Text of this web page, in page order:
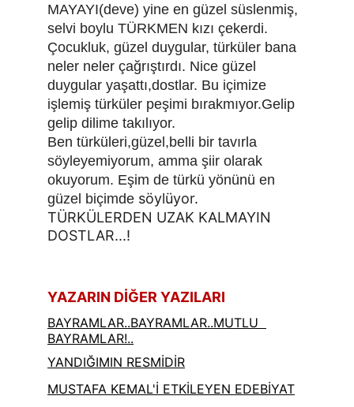
MAYAYI(deve) yine en güzel süslenmiş,
selvi boylu TÜRKMEN kızı çekerdi.
Çocukluk, güzel duygular, türküler bana
neler neler çağrıştırdı. Nice güzel
duygular yaşattı,dostlar. Bu içimize
işlemiş türküler peşimi bırakmıyor.Gelip
gelip dilime takılıyor.
Ben türküleri,güzel,belli bir tavırla
söyleyemiyorum, amma şiir olarak
okuyorum. Eşim de türkü yönünü en
güzel biçimde söylüyor.
TÜRKÜLERDEN UZAK KALMAYIN
DOSTLAR...!
YAZARIN DİĞER YAZILARI
MUSTAFA KEMAL'İ ETKİLEYEN EDEBİYAT
YANDIĞIMIN RESMİDİR
BAYRAMLAR..BAYRAMLAR..MUTLU
BAYRAMLAR!..